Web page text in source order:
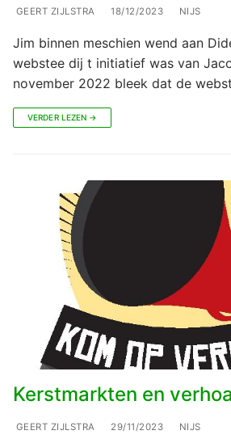
GEERT ZIJLSTRA 18/12/2023 NIJS
Jim binnen meschien wend aan
webstee dij t initiatief was van
november 2022 bleek dat de
VERDER LEZEN →
Kerstmarkten en
GEERT ZIJLSTRA 29/11/2023 NIJS